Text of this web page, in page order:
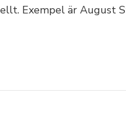
Exempel är August